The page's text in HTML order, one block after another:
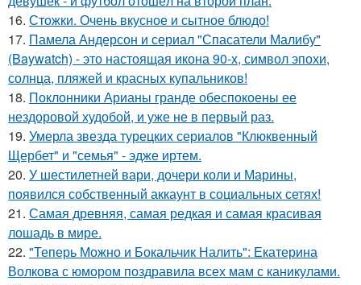
16. Стожки. Очень вкусное и сытное блюдо!
17. Памела Андерсон и сериал "Спасатели Малибу"
(Baywatch) - это настоящая икона 90-х, символ эпохи,
солнца, пляжей и красных купальников!
18. Поклонники Арианы гранде обеспокоены ее
нездоровой худобой, и уже не в первый раз.
19. Умерла звезда турецких сериалов "Клюквенный
Щербет" и "семья" - эдже иртем.
20. У шестилетней вари, дочери коли и Марины,
появился собственный аккаунт в социальных сетях!
21. Самая древняя, самая редкая и самая красивая
лошадь в мире.
22. "Теперь Можно и Бокальчик Налить": Екатерина
Волкова с юмором поздравила всех мам с каникулами.